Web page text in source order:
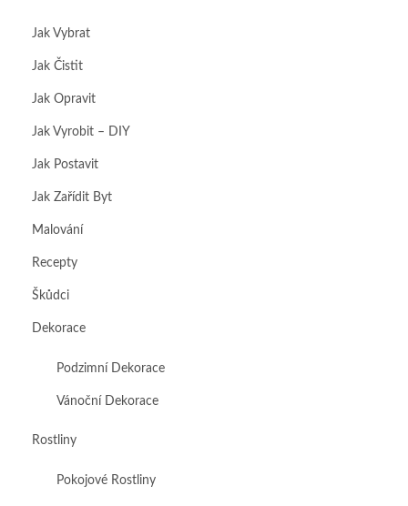
Jak Vybrat
Jak Čistit
Jak Opravit
Jak Vyrobit – DIY
Jak Postavit
Jak Zařídit Byt
Malování
Recepty
Škůdci
Dekorace
Podzimní Dekorace
Vánoční Dekorace
Rostliny
Pokojové Rostliny